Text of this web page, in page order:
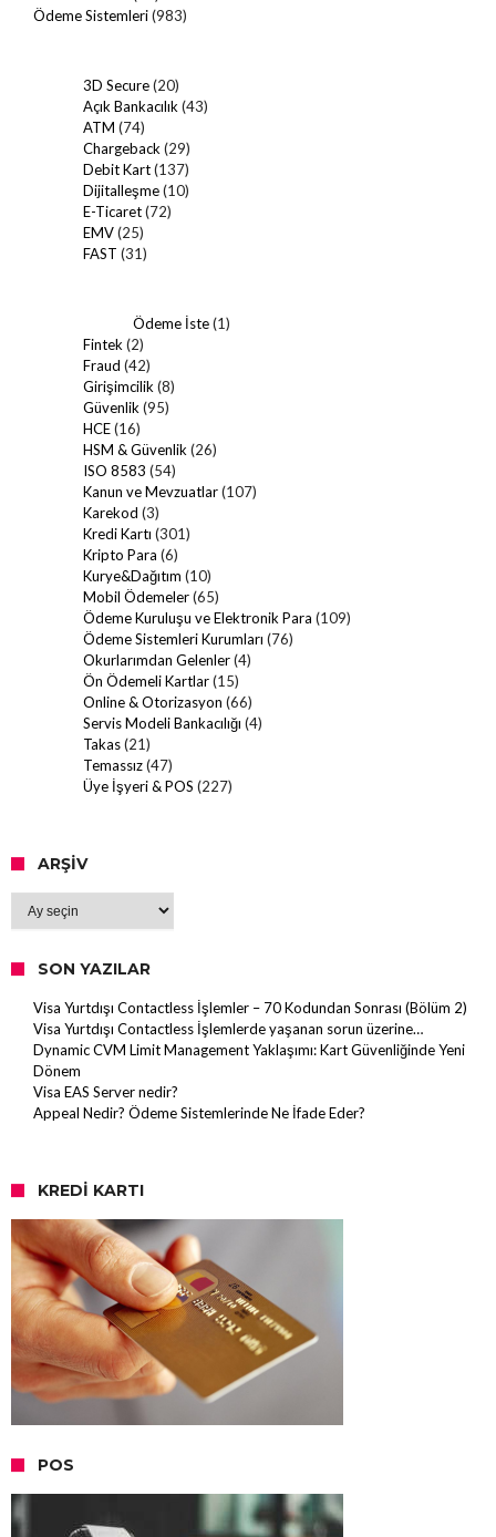
Ödeme Sistemleri(983)
3D Secure(20)
Açık Bankacılık (43)
ATM (74)
Chargeback (29)
Debit Kart(137)
Dijitalleşme(10)
E-Ticaret(72)
EMV(25)
FAST (31)
Ödeme İste(1)
Fintek (2)
Fraud (42)
Girişimcilik (8)
Güvenlik (95)
HCE(16)
HSM & Güvenlik (26)
ISO 8583 (54)
Kanun ve Mevzuatlar(107)
Karekod (3)
Kredi Kartı (301)
Kripto Para (6)
Kurye&Dağıtım (10)
Mobil Ödemeler(65)
Ödeme Kuruluşu ve Elektronik Para (109)
Ödeme Sistemleri Kurumları (76)
Okurlarımdan Gelenler(4)
Ön Ödemeli Kartlar(15)
Online & Otorizasyon (66)
Servis Modeli Bankacılığı (4)
Takas(21)
Temassız(47)
Üye İşyeri & POS (227)
ARŞIV
SON YAZILAR
Visa Yurtdışı Contactless İşlemler – 70 Kodundan Sonrası (Bölüm 2)
Visa Yurtdışı Contactless İşlemlerde yaşanan sorun üzerine…
Dynamic CVM Limit Management Yaklaşımı: Kart Güvenliğinde Yeni
Dönem
Visa EAS Server nedir?
Appeal Nedir? Ödeme Sistemlerinde Ne İfade Eder?
KREDI KARTI
POS